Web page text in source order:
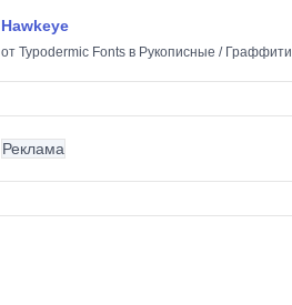
Hawkeye
от Typodermic Fonts в Рукописные / Граффити
Реклама